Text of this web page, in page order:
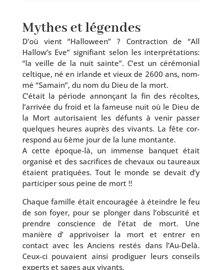
Mythes et légendes
D’où vient “Halloween” ? Contraction de “All
Hallow’s Eve” signi­fiant selon les inter­pré­ta­tions:
“la veille de la nuit sainte”. C’est un céré­mo­nial
cel­tique, né en irlande et vieux de 2600 ans, nom­
mé “Samain”, du nom du Dieu de la mort.
C’était la période annon­çant la fin des récoltes,
l’ar­ri­vée du froid et la fameuse nuit où le Dieu de
la Mort auto­ri­saient les défunts à venir pas­ser
quelques heures auprès des vivants. La fête cor­
res­pond au 6ème jour de la lune montante.
A cette époque-là, un immense ban­quet était
orga­ni­sé et des sacri­fices de che­vaux ou tau­reaux
étaient pra­ti­quées. Tout le monde se devait d’y
par­ti­ci­per sous peine de mort !!
Chaque famille était encou­ra­gée à éteindre le feu
de son foyer, pour se plon­ger dans l’obs­cu­ri­té et
prendre conscience de l’é­tat de mort. Une
manière d’ appri­voi­ser la mort et entrer en
contact avec les Anciens res­tés dans l’Au-Delà.
Ceux-ci pou­vaient ain­si pro­di­guer leurs conseils
experts et sages aux vivants.